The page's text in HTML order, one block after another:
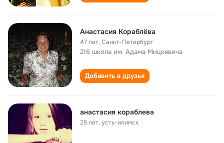
Анастасия Кораблёва
47 лет,Санкт-Петербург
216 школа им. Адама Мицкевича
Добавить в друзья
анастасия кораблева
25 лет,усть-илимск